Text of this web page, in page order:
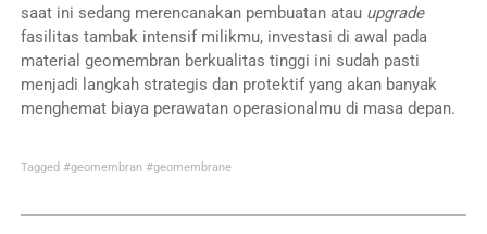
saat ini sedang merencanakan pembuatan atau upgrade
fasilitas tambak intensif milikmu, investasi di awal pada
material geomembran berkualitas tinggi ini sudah pasti
menjadi langkah strategis dan protektif yang akan banyak
menghemat biaya perawatan operasionalmu di masa depan.
Tagged #geomembran #geomembrane